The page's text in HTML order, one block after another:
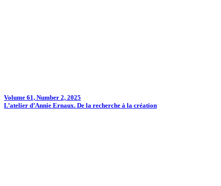
Volume 61, Number 2, 2025
L’atelier d’Annie Ernaux. De la recherche à la création